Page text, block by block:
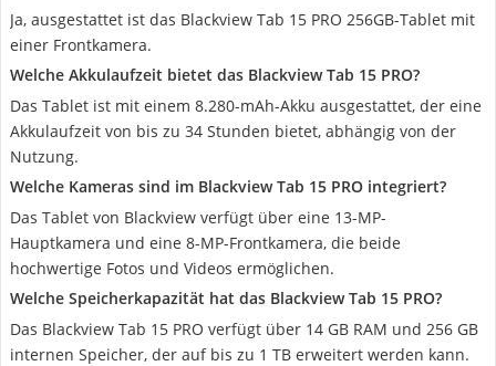
Ja, ausgestattet ist das Blackview Tab 15 PRO 256GB-Tablet mit
einer Frontkamera.
Welche Akkulaufzeit bietet das Blackview Tab 15 PRO?
Das Tablet ist mit einem 8.280-mAh-Akku ausgestattet, der eine
Akkulaufzeit von bis zu 34 Stunden bietet, abhängig von der
Nutzung.
Welche Kameras sind im Blackview Tab 15 PRO integriert?
Das Tablet von Blackview verfügt über eine 13-MP-
Hauptkamera und eine 8-MP-Frontkamera, die beide
hochwertige Fotos und Videos ermöglichen.
Welche Speicherkapazität hat das Blackview Tab 15 PRO?
Das Blackview Tab 15 PRO verfügt über 14 GB RAM und 256 GB
internen Speicher, der auf bis zu 1 TB erweitert werden kann.